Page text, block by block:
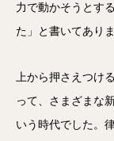
力で動かそうとす
た」と書いてありま
上から押さえつけ
って、さまざまな
いう時代でした。